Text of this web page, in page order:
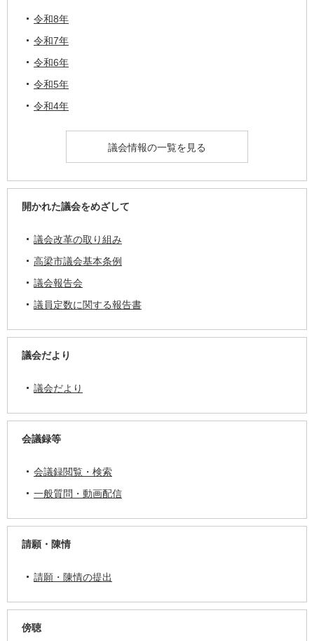
令和8年
令和7年
令和6年
令和5年
令和4年
議会情報の一覧を見る
開かれた議会をめざして
議会改革の取り組み
高梁市議会基本条例
議会報告会
議員定数に関する報告書
議会だより
議会だより
会議録等
会議録閲覧・検索
一般質問・動画配信
請願・陳情
請願・陳情の提出
傍聴